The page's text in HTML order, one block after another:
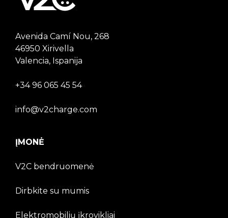
Avenida Camí Nou, 268
46950 Xirivella
Valencia, Ispanija
+34 96 065 45 54
info@v2charge.com
ĮMONĖ
V2C bendruomenė
Dirbkite su mumis
Elektromobilių įkrovikliai